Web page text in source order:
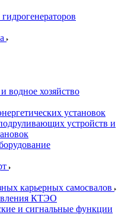
хозяйство
установок
устройств и
карьерных самосвалов
КТЭО
и сигнальные функции